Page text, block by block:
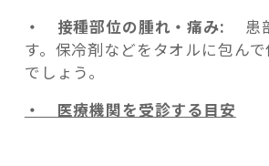
・ 接種部位の腫れ・痛み: 患
す。保冷剤などをタオルに包ん
でしょう。
・ 医療機関を受診する目安